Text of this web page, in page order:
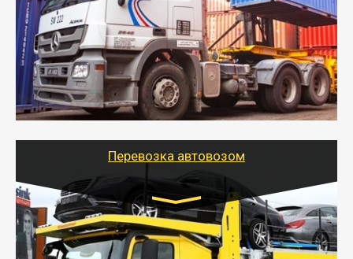
- Контейнерные грузоперевозки на специальном
оборудованном транспорте быстро, качественно и
безопасно.
- Наша транспортная компания поможет
организовать доставку в порт и из порта
стандартных контейнеров на контейнеровозе,
шаландах и площадках (открытых кузовах),
используя надежные крепления.
Перевозка автовозом
Цена за км. Рассчитывается
индивидуально